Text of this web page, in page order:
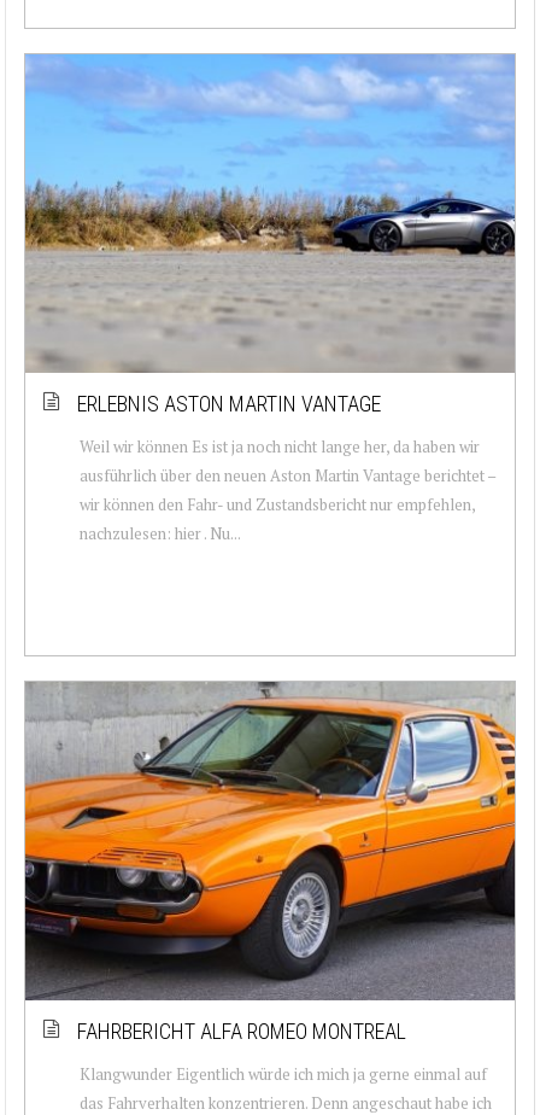
ERLEBNIS ASTON MARTIN VANTAGE
Weil wir können Es ist ja noch nicht lange her, da haben wir
ausführlich über den neuen Aston Martin Vantage berichtet –
wir können den Fahr- und Zustandsbericht nur empfehlen,
nachzulesen: hier . Nu...
FAHRBERICHT ALFA ROMEO MONTREAL
Klangwunder Eigentlich würde ich mich ja gerne einmal auf
das Fahrverhalten konzentrieren. Denn angeschaut habe ich